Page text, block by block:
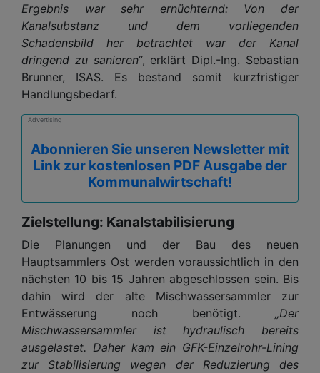
Ergebnis war sehr ernüchternd: Von der
Kanalsubstanz und dem vorliegenden
Schadensbild her betrachtet war der Kanal
dringend zu sanieren“, erklärt Dipl.-Ing. Sebastian
Brunner, ISAS. Es bestand somit kurzfristiger
Handlungsbedarf.
Advertising
Abonnieren Sie unseren Newsletter mit
Link zur kostenlosen PDF Ausgabe der
Kommunalwirtschaft!
Zielstellung: Kanalstabilisierung
Die Planungen und der Bau des neuen
Hauptsammlers Ost werden voraussichtlich in den
nächsten 10 bis 15 Jahren abgeschlossen sein. Bis
dahin wird der alte Mischwassersammler zur
Entwässerung noch benötigt. „Der
Mischwassersammler ist hydraulisch bereits
ausgelastet. Daher kam ein GFK-Einzelrohr-Lining
zur Stabilisierung wegen der Reduzierung des